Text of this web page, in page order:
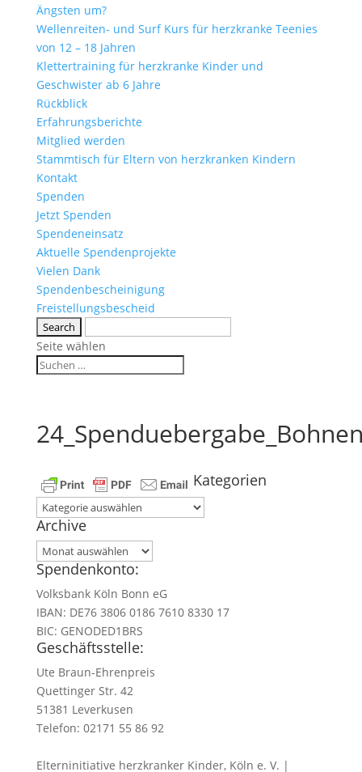
Ängsten um?
Wellenreiten- und Surf Kurs für herzkranke Teenies
von 12 – 18 Jahren
Klettertraining für herzkranke Kinder und
Geschwister ab 6 Jahre
Rückblick
Erfahrungsberichte
Mitglied werden
Stammtisch für Eltern von herzkranken Kindern
Kontakt
Spenden
Jetzt Spenden
Spendeneinsatz
Aktuelle Spendenprojekte
Vielen Dank
Spendenbescheinigung
Freistellungsbescheid
Seite wählen
Kategorien
Kategorien
Archive
Archive
Spendenkonto:
Volksbank Köln Bonn eG
IBAN: DE76 3806 0186 7610 8330 17
BIC: GENODED1BRS
Geschäftsstelle:
Ute Braun-Ehrenpreis
Quettinger Str. 42
51381 Leverkusen
Telefon: 02171 55 86 92
Elterninitiative herzkranker Kinder, Köln e. V. |